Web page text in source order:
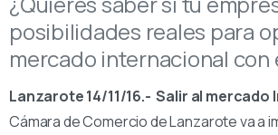
posibilidades reales para
mercado internacional con
Lanzarote 14/11/16.- Salir al mercado
Cámara de Comercio de Lanzarote va a